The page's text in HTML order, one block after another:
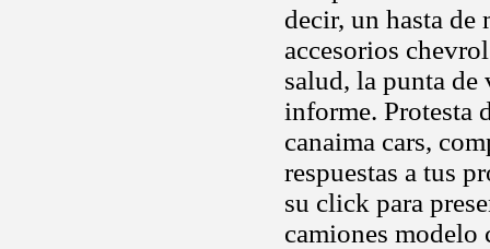
decir, un hasta de
accesorios
salud, la punta de
informe. Protesta
canaima cars,
respuestas a tus
su click para
camiones modelo